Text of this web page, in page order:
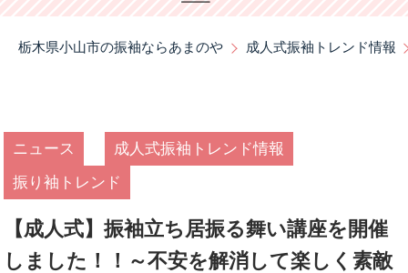
栃木県小山市の振袖ならあまのや 成人式振袖トレンド情報
ニュース
成人式振袖トレンド情報
振り袖トレンド
【成人式】振袖立ち居振る舞い講座を開催
しました！！～不安を解消して楽しく素敵